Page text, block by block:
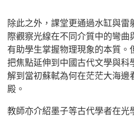
除此之外，課堂更通過水缸與雷
際觀察光線在不同介質中的彎曲
有助學生掌握物理現象的本質。
把焦點延伸到中國古代文學與科
解到當初蘇軾為何在茫茫大海邊
殿。
教師亦介紹墨子等古代學者在光